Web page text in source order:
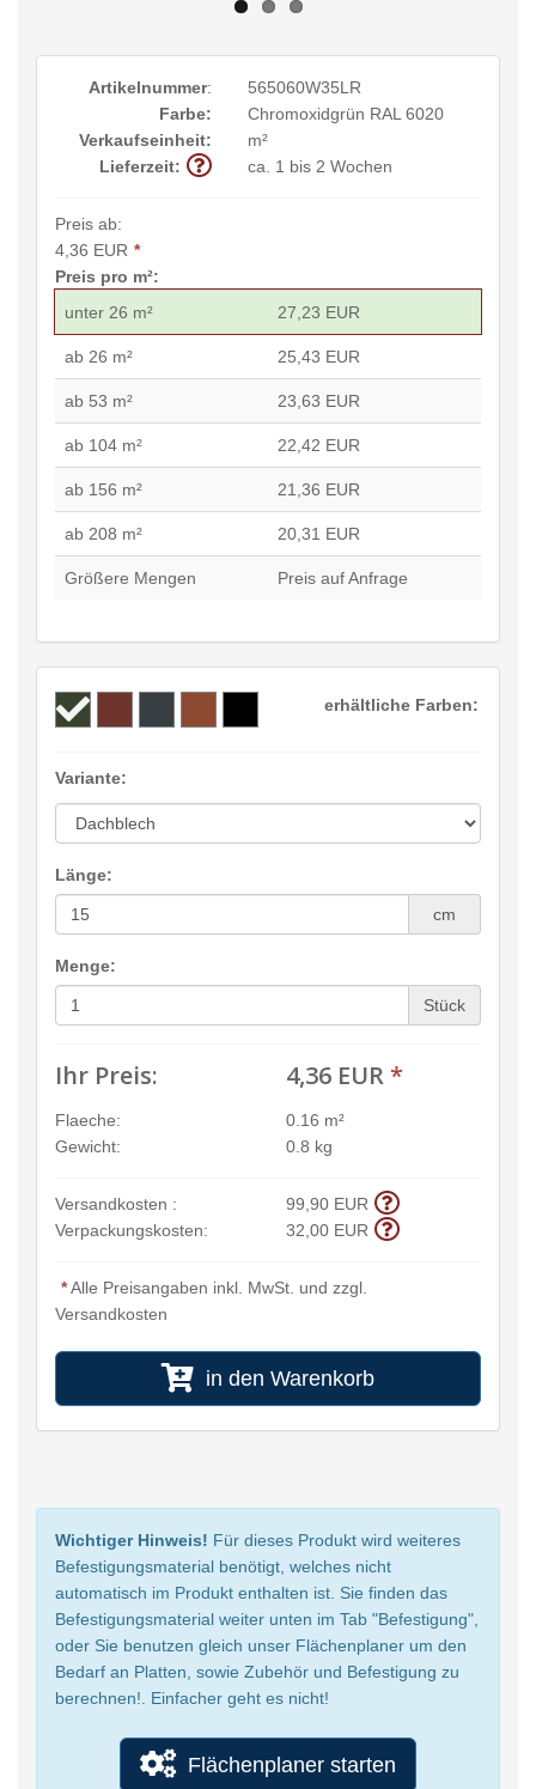
Artikelnummer:
565060W35LR
Farbe:
Chromoxidgrün RAL 6020
Verkaufseinheit:
m²
Lieferzeit:
ca. 1 bis 2 Wochen
Preis ab:
4,36 EUR *
Preis pro m²:
unter 26 m²
27,23 EUR
ab 26 m² 25,43 EUR
ab 53 m² 23,63 EUR
ab 104 m² 22,42 EUR
ab 156 m² 21,36 EUR
ab 208 m² 20,31 EUR
Größere Mengen Preis auf Anfrage
erhältliche Farben:
Variante:
Länge:
cm
Menge:
Stück
Ihr Preis: 4,36 EUR*
Flaeche:
0.16 m²
Gewicht:
0.8 kg
Versandkosten :
99,90 EUR
Verpackungskosten:
32,00 EUR
*Alle Preisangaben inkl. MwSt. und zzgl.
Versandkosten
in den Warenkorb
Wichtiger Hinweis! Für dieses Produkt wird weiteres
Befestigungsmaterial benötigt, welches nicht
automatisch im Produkt enthalten ist. Sie finden das
Befestigungsmaterial weiter unten im Tab "Befestigung",
oder Sie benutzen gleich unser Flächenplaner um den
Bedarf an Platten, sowie Zubehör und Befestigung zu
berechnen!. Einfacher geht es nicht!
Flächenplaner starten